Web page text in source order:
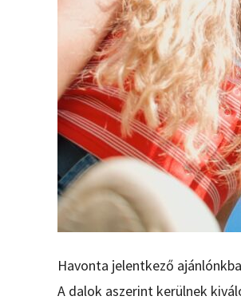
Havonta jelentkező
A dalok aszerint kerülnek